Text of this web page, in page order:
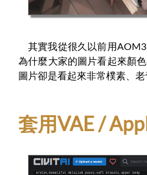
其實我從很久以前用
為什麼大家的圖片看起來顏
圖片卻是看起來非常樸素、老
套用VAE /